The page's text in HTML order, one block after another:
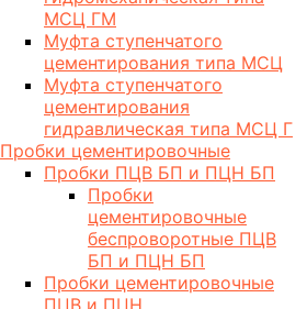
МСЦ ГМ
Муфта ступенчатого
цементирования типа МСЦ
Муфта ступенчатого
цементирования
гидравлическая типа МСЦ Г
Пробки цементировочные
Пробки ПЦВ БП и ПЦН БП
Пробки
цементировочные
беспроворотные ПЦВ
БП и ПЦН БП
Пробки цементировочные
ПЦВ и ПЦН